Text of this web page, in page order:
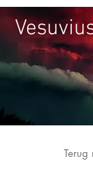
Terug